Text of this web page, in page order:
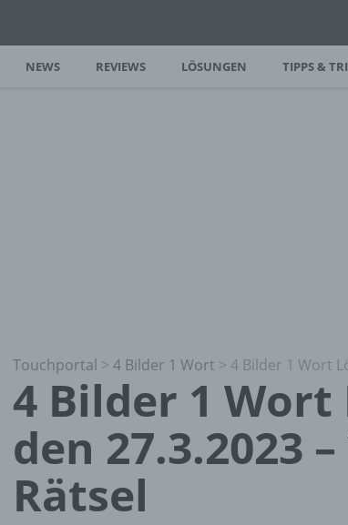
NEWS REVIEWS LÖSUNGEN TIPPS &
Touchportal > 4 Bilder 1 Wort > 4 Bilder 1 Wort
4 Bilder 1
den 27.3.2023
Rätsel